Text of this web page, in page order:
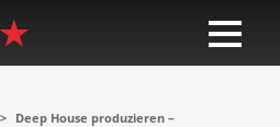
Deep House produzieren –